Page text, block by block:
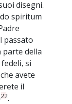
disegni.
spiritum
passato
parte della
si
avete
il
22.